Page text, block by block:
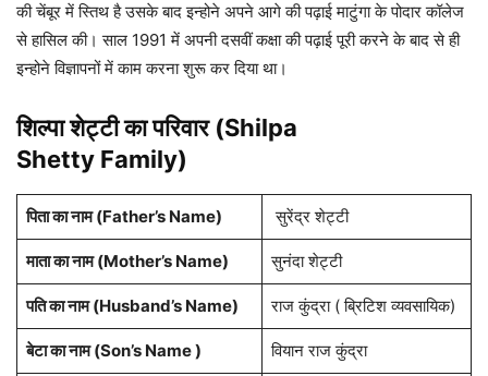
की चेंबूर में स्तिथ है उसके बाद इन्होने अपने आगे की पढ़ाई माटुंगा के पोदार कॉलेज
से हासिल की। साल 1991 में अपनी दसवीं कक्षा की पढ़ाई पूरी करने के बाद से ही
इन्होने विज्ञापनों में काम करना शुरू कर दिया था।
शिल्पा शेट्टी का परिवार (Shilpa
Shetty Family)
पिता का नाम (Father’s Name) सुरेंद्र शेट्टी
माता का नाम (Mother’s Name) सुनंदा शेट्टी
पति का नाम (Husband’s Name) राज कुंद्रा ( ब्रिटिश व्यवसायिक)
बेटा का नाम (Son’s Name ) वियान राज कुंद्रा